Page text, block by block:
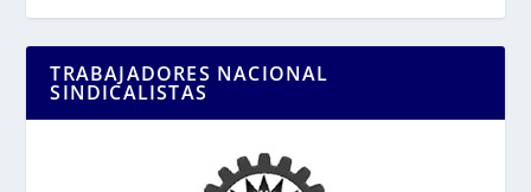
TRABAJADORES NACIONAL
SINDICALISTAS